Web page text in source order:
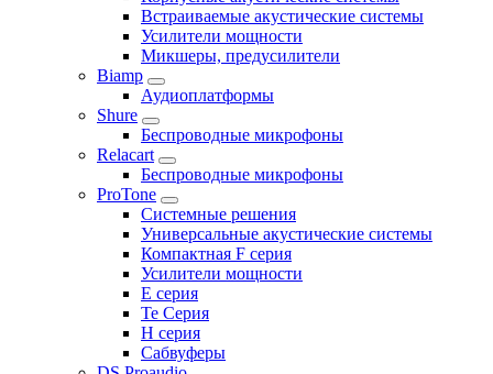
Встраиваемые акустические системы
Усилители мощности
Микшеры, предусилители
Biamp
Аудиоплатформы
Shure
Беспроводные микрофоны
Relacart
Беспроводные микрофоны
ProTone
Системные решения
Универсальные акустические системы
Компактная F серия
Усилители мощности
E серия
Te Серия
H серия
Сабвуферы